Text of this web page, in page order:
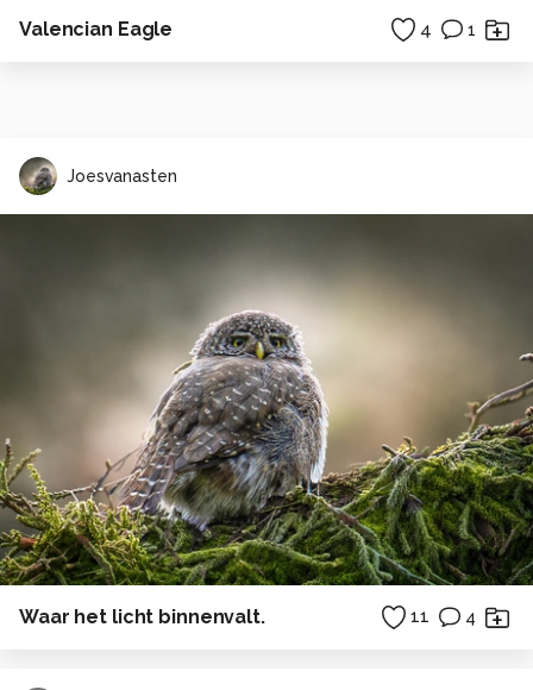
Valencian Eagle 4 1
Joesvanasten
Waar het licht binnenvalt. 11 4